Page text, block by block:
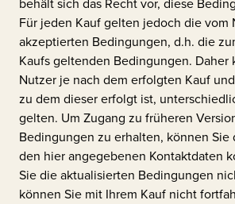
Für jeden Kauf gelten jedoch die vom
akzeptierten Bedingungen, d.h. die
Kaufs geltenden Bedingungen. Daher
Nutzer je nach dem erfolgten Kauf
zu dem dieser erfolgt ist,
gelten. Um Zugang zu früheren
Bedingungen zu erhalten, können Sie
den hier angegebenen Kontaktdaten
Sie die aktualisierten Bedingungen
können Sie mit Ihrem Kauf nicht